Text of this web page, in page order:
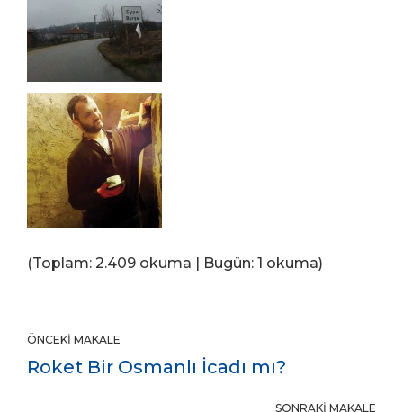
(Toplam: 2.409 okuma | Bugün: 1 okuma)
ÖNCEKI MAKALE
Roket Bir Osmanlı İcadı mı?
SONRAKI MAKALE